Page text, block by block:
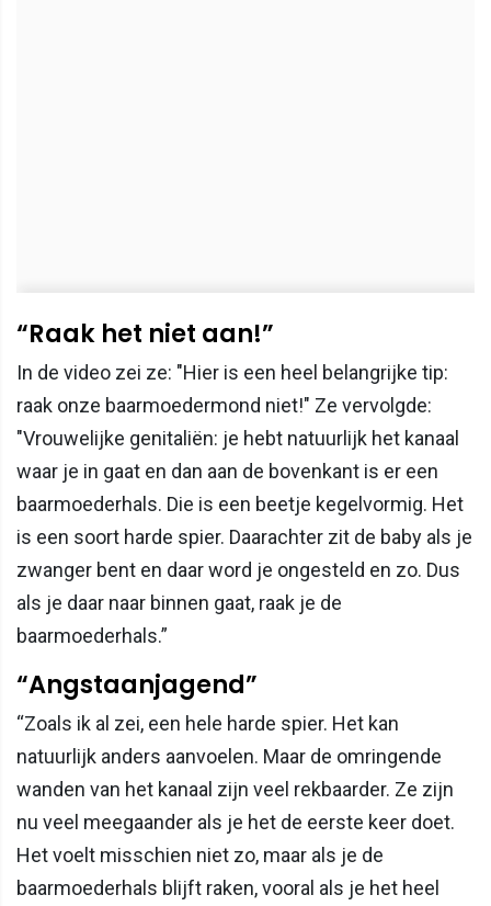
“Raak het niet aan!”
In de video zei ze: "Hier is een heel belangrijke tip:
raak onze baarmoedermond niet!" Ze vervolgde:
"Vrouwelijke genitaliën: je hebt natuurlijk het kanaal
waar je in gaat en dan aan de bovenkant is er een
baarmoederhals. Die is een beetje kegelvormig. Het
is een soort harde spier. Daarachter zit de baby als je
zwanger bent en daar word je ongesteld en zo. Dus
als je daar naar binnen gaat, raak je de
baarmoederhals.”
“Angstaanjagend”
“Zoals ik al zei, een hele harde spier. Het kan
natuurlijk anders aanvoelen. Maar de omringende
wanden van het kanaal zijn veel rekbaarder. Ze zijn
nu veel meegaander als je het de eerste keer doet.
Het voelt misschien niet zo, maar als je de
baarmoederhals blijft raken, vooral als je het heel